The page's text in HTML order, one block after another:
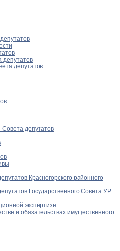
депутатов
депутатов
Совета депутатов
Красногорского районного
Государственного Совета УР
экспертизе
и обязательствах имущественного